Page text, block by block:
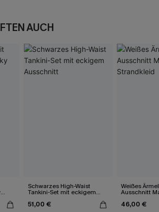
AUCH
Schwarzes High-Waist
Tankini-Set mit eckigem
51,00 €
Weißes
Ausschnitt
46,00 €